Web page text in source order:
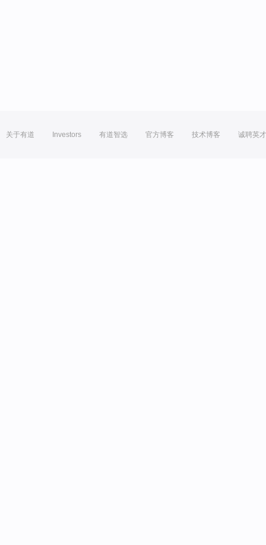
关于有道 Investors 有道智选 官方博客 技术博客 诚聘英才